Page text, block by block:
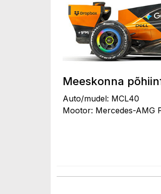
Meeskonna
Auto/mudel: MCL40
Mootor: Mercedes-AMG